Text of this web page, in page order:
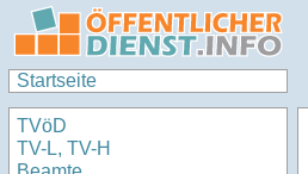
Startseite
TVöD
TV-L, TV-H